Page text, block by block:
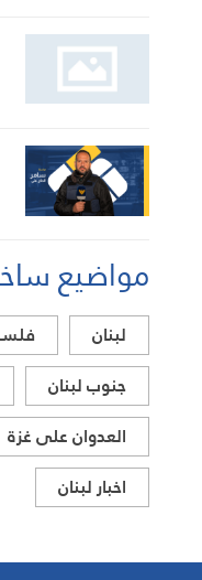
مواضيع
لبنان
جنوب لبنان
العدوان على غزة
اخبار لبنان